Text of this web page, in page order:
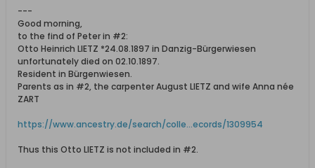
---
Good morning,
to the find of Peter in #2:
Otto Heinrich LIETZ *24.08.1897 in Danzig-Bürgerwiesen
unfortunately died on 02.10.1897.
Resident in Bürgenwiesen.
Parents as in #2, the carpenter August LIETZ and wife Anna née
ZART
https://www.ancestry.de/search/colle...ecords/1309954
Thus this Otto LIETZ is not included in #2.